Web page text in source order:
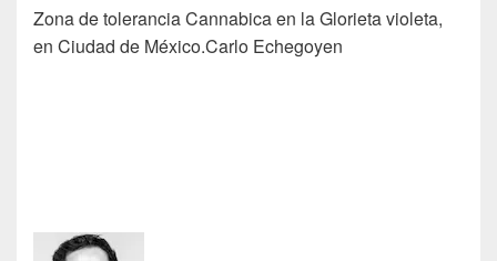
Zona de tolerancia Cannabica en la Glorieta violeta,
en Ciudad de México.Carlo Echegoyen